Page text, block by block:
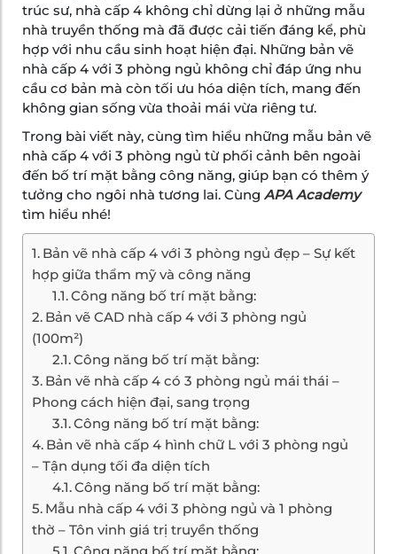
trúc sư, nhà cấp 4 không chỉ dừng lại ở những mẫu
nhà truyền thống mà đã được cải tiến đáng kể, phù
hợp với nhu cầu sinh hoạt hiện đại. Những bản vẽ
nhà cấp 4 với 3 phòng ngủ không chỉ đáp ứng nhu
cầu cơ bản mà còn tối ưu hóa diện tích, mang đến
không gian sống vừa thoải mái vừa riêng tư.
Trong bài viết này, cùng tìm hiểu những mẫu bản vẽ
nhà cấp 4 với 3 phòng ngủ từ phối cảnh bên ngoài
đến bố trí mặt bằng công năng, giúp bạn có thêm ý
tưởng cho ngôi nhà tương lai. Cùng APA Academy
tìm hiểu nhé!
Bản vẽ nhà cấp 4 với 3 phòng ngủ đẹp – Sự kết
hợp giữa thẩm mỹ và công năng
Công năng bố trí mặt bằng:
Bản vẽ CAD nhà cấp 4 với 3 phòng ngủ
(100m²)
Công năng bố trí mặt bằng:
Bản vẽ nhà cấp 4 có 3 phòng ngủ mái thái –
Phong cách hiện đại, sang trọng
Công năng bố trí mặt bằng:
Bản vẽ nhà cấp 4 hình chữ L với 3 phòng ngủ
– Tận dụng tối đa diện tích
Công năng bố trí mặt bằng:
Mẫu nhà cấp 4 với 3 phòng ngủ và 1 phòng
thờ – Tôn vinh giá trị truyền thống
Công năng bố trí mặt bằng: